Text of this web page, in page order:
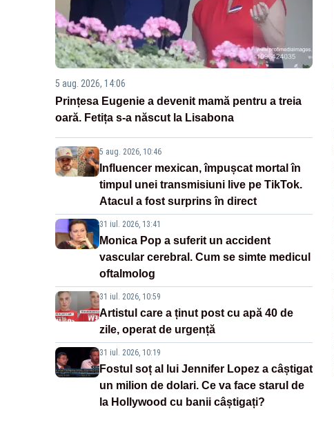
5 aug. 2026, 14:06
Prințesa Eugenie a devenit mamă pentru a treia
oară. Fetița s-a născut la Lisabona
5 aug. 2026, 10:46
Influencer mexican, împușcat mortal în
timpul unei transmisiuni live pe TikTok.
Atacul a fost surprins în direct
31 iul. 2026, 13:41
Monica Pop a suferit un accident
vascular cerebral. Cum se simte medicul
oftalmolog
31 iul. 2026, 10:59
Artistul care a ținut post cu apă 40 de
zile, operat de urgență
31 iul. 2026, 10:19
Fostul soț al lui Jennifer Lopez a câștigat
un milion de dolari. Ce va face starul de
la Hollywood cu banii câștigați?